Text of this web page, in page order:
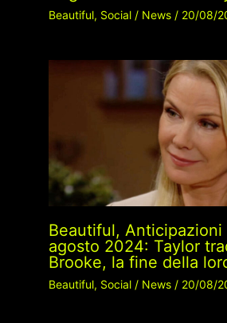
Beautiful, Social/ News/ 20/08/
Beautiful, Anticipazioni
agosto 2024: Taylor
Brooke, la fine della
Beautiful, Social/ News/ 20/08/